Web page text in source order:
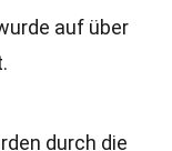
auf über
durch die